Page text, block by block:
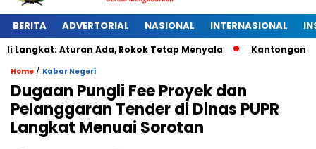
BERITA ADVERTORIAL NASIONAL INTERNASIONAL
Aturan Ada, Rokok Tetap Menyala Kantongan Plastik
Home / Kabar Negeri
Dugaan Pungli Fee Proyek dan
Pelanggaran Tender di Dinas PUPR
Langkat Menuai Sorotan